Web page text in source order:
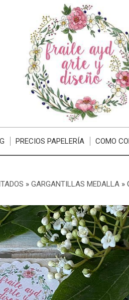
PRECIOS PAPELERÍA COMO
» GARGANTILLAS MEDALLA»